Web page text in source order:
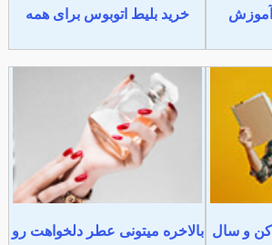
خرید بلیط اتوبوس برای همه
و سال
بالاخره میتونی عطر دلخواهت رو